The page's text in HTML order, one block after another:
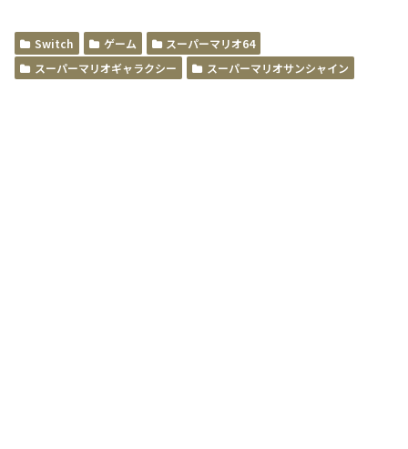
Switch ゲーム
スーパーマリオ64
スーパーマリオギャラクシー
スーパーマリオサンシャイン